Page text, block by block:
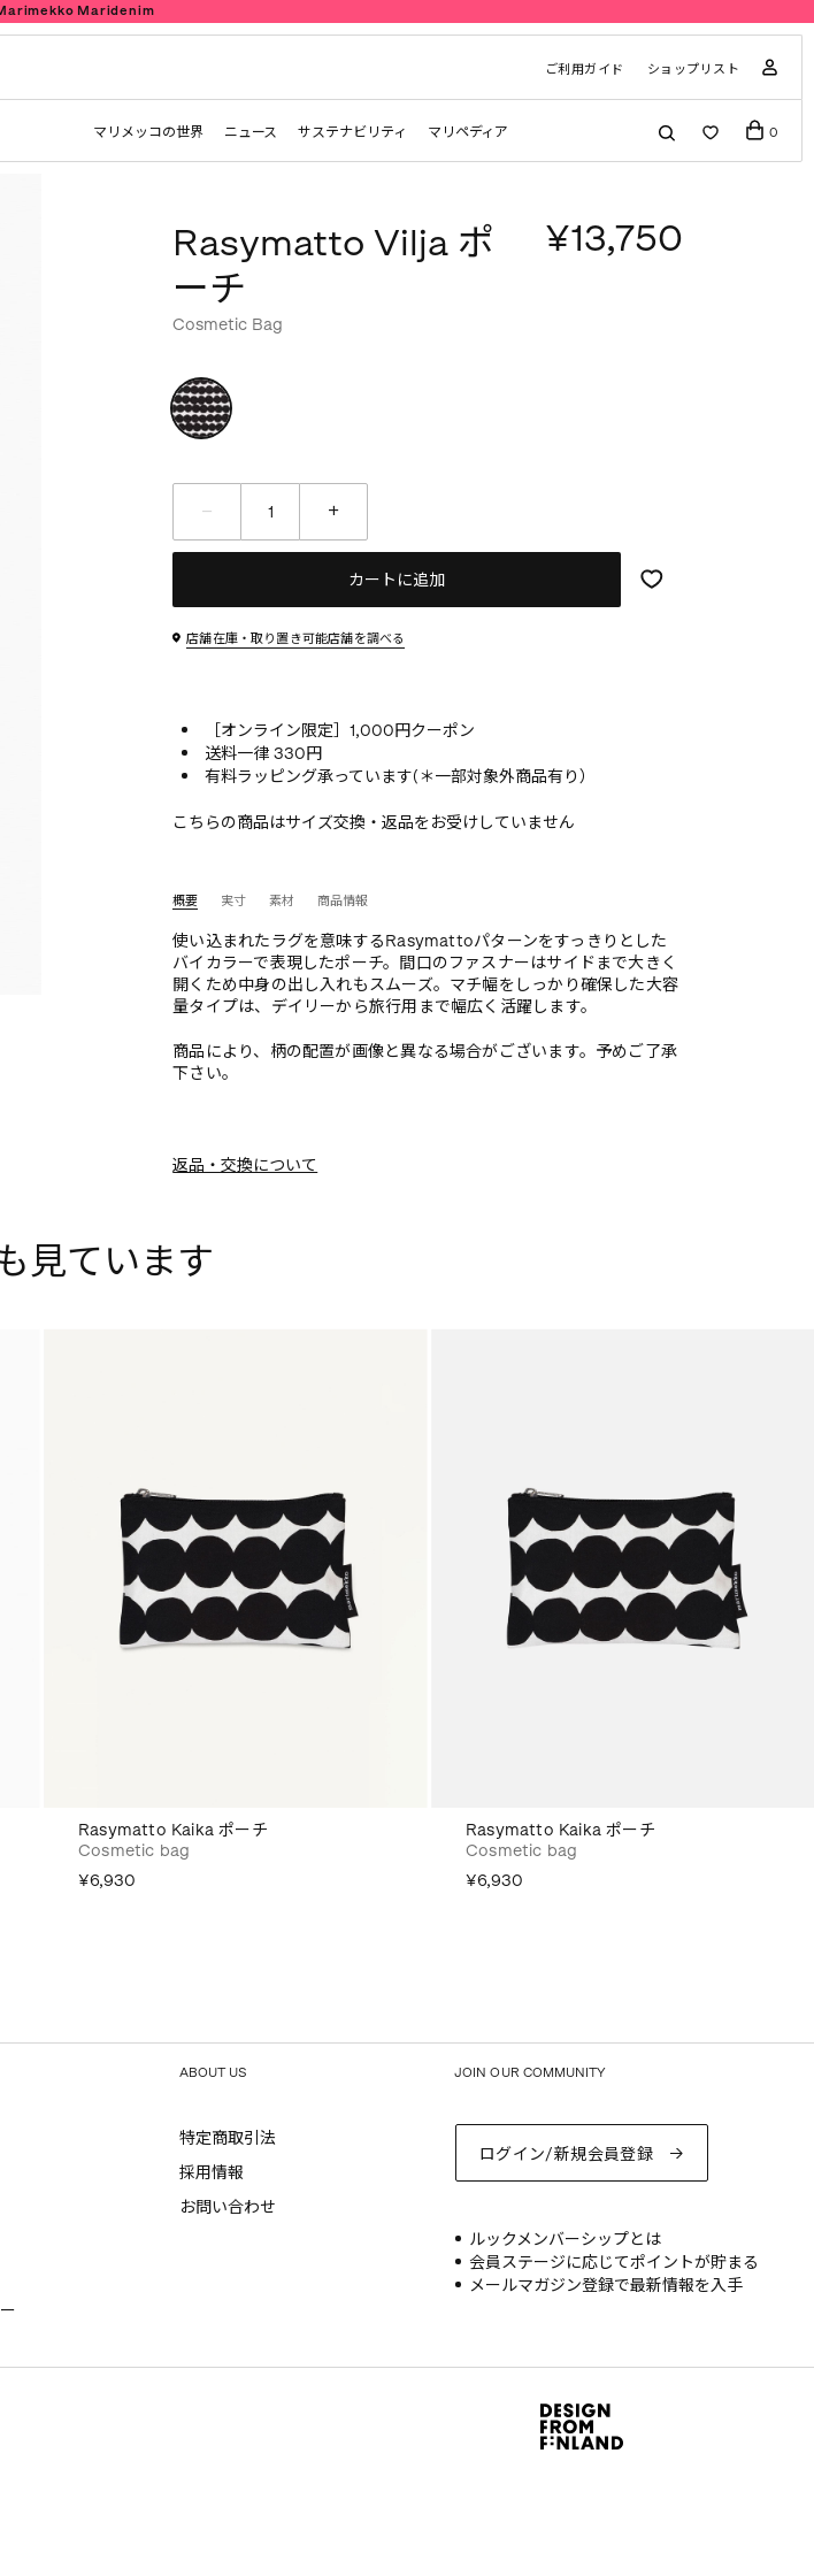
Maridenim
ご利用ガイド ショップリスト
マリメッコの世界 ニュース サステナビリティ マリペディア 0
Rasymatto Vilja ポ
ーチ
¥13,750
Cosmetic Bag
カートに追加
店舗在庫・取り置き可能店舗を調べる
［オンライン限定］1,000円クーポン
送料一律 330円
有料ラッピング承っています(＊一部対象外商品有り）
こちらの商品はサイズ交換・返品をお受けしていません
概要
使い込まれたラグを意味するRasymattoパターンをすっきりとした
バイカラーで表現したポーチ。間口のファスナーはサイドまで大きく
開くため中身の出し入れもスムーズ。マチ幅をしっかり確保した大容
量タイプは、デイリーから旅行用まで幅広く活躍します。
商品により、柄の配置が画像と異なる場合がございます。予めご了承
下さい。
実寸 素材 商品情報
返品・交換について
見ています
Rasymatto Kaika ポーチ
Cosmetic bag
¥6,930
Rasymatto Kaika ポーチ
Cosmetic bag
¥6,930
ABOUT US
特定商取引法
採用情報
お問い合わせ
JOIN OUR COMMUNITY
ログイン/新規会員登録
ルックメンバーシップとは
会員ステージに応じてポイントが貯まる
メールマガジン登録で最新情報を入手